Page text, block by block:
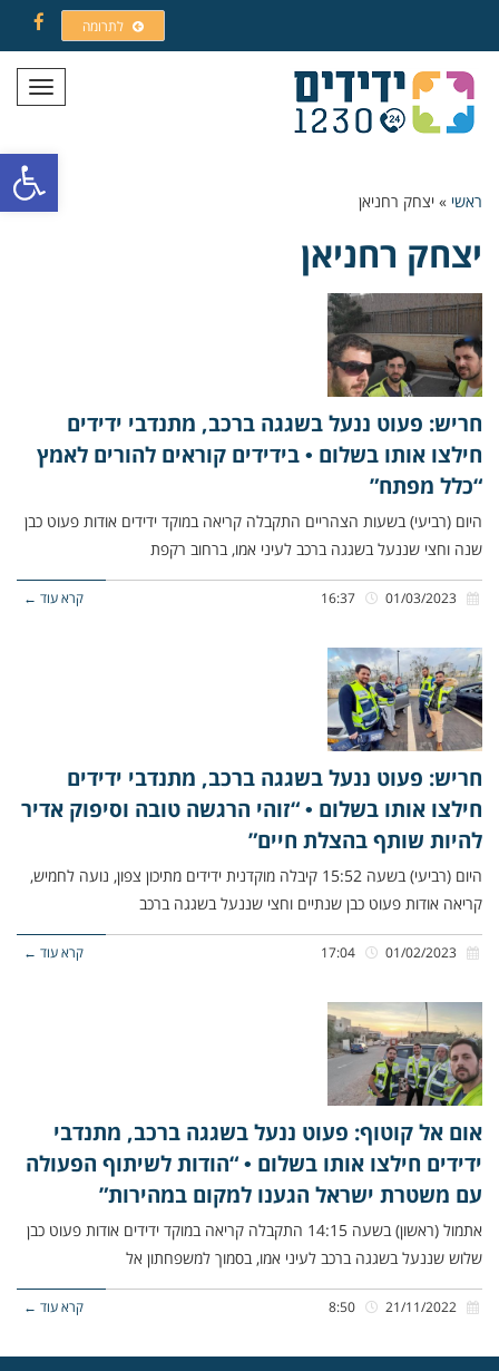
פתח
לתרומה
תפריט
ראשי » יצחק רחניאן
יצחק רחניאן
חריש: פעוט ננעל בשגגה ברכב, מתנדבי ידידים
חילצו אותו בשלום • בידידים קוראים להורים לאמץ
“כלל מפתח”
היום (רביעי) בשעות הצהריים התקבלה קריאה במוקד ידידים אודות פעוט כבן
שנה וחצי שננעל בשגגה ברכב לעיני אמו, ברחוב רקפת
קרא עוד ←
חריש: פעוט ננעל בשגגה ברכב, מתנדבי ידידים
חילצו אותו בשלום • “זוהי הרגשה טובה וסיפוק אדיר
להיות שותף בהצלת חיים”
היום (רביעי) בשעה 15:52 קיבלה מוקדנית ידידים מתיכון צפון, נועה לחמיש,
קריאה אודות פעוט כבן שנתיים וחצי שננעל בשגגה ברכב
קרא עוד ←
אום אל קוטוף: פעוט ננעל בשגגה ברכב, מתנדבי
ידידים חילצו אותו בשלום • “הודות לשיתוף הפעולה
עם משטרת ישראל הגענו למקום במהירות”
אתמול (ראשון) בשעה 14:15 התקבלה קריאה במוקד ידידים אודות פעוט כבן
שלוש שננעל בשגגה ברכב לעיני אמו, בסמוך למשפחתון אל
קרא עוד ←